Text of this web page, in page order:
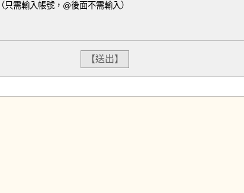
（只需輸入帳號，@後面不需輸入）